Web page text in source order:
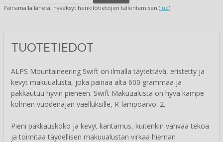
Painamalla lähetä, hyväksyt henkilötietojen tallentamisen (lue)
TUOTETIEDOT
ALPS Mountaineering Swift on ilmalla täytettävä, eristetty ja
kevyt makuualusta, joka painaa alta 600 grammaa ja
pakkautuu hyvin pieneen. Swift Makuualusta on hyvä kampe
kolmen vuodenajan vaelluksille, R-lämpöarvo: 2.
Pieni pakkauskoko ja kevyt kantamus, kuitenkin vahvaa tekoa
ja toimitaa täydellisen makuualustan virkaa hieman